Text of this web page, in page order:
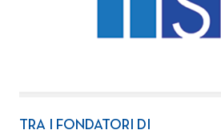
TRA I FONDATORI DI